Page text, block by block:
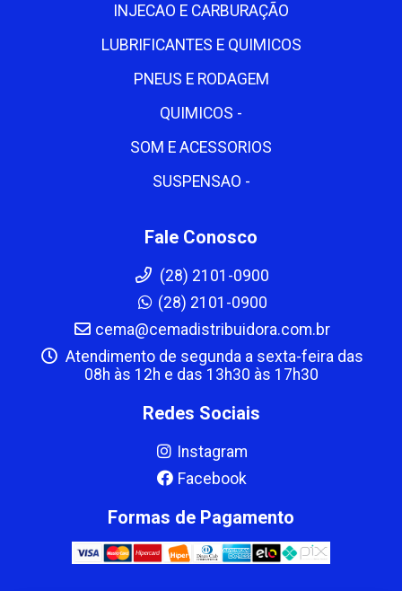
INJECAO E CARBURAÇÃO
LUBRIFICANTES E QUIMICOS
PNEUS E RODAGEM
QUIMICOS -
SOM E ACESSORIOS
SUSPENSAO -
Fale Conosco
(28) 2101-0900
(28) 2101-0900
cema@cemadistribuidora.com.br
Atendimento de segunda a sexta-feira das
08h às 12h e das 13h30 às 17h30
Redes Sociais
Instagram
Facebook
Formas de Pagamento